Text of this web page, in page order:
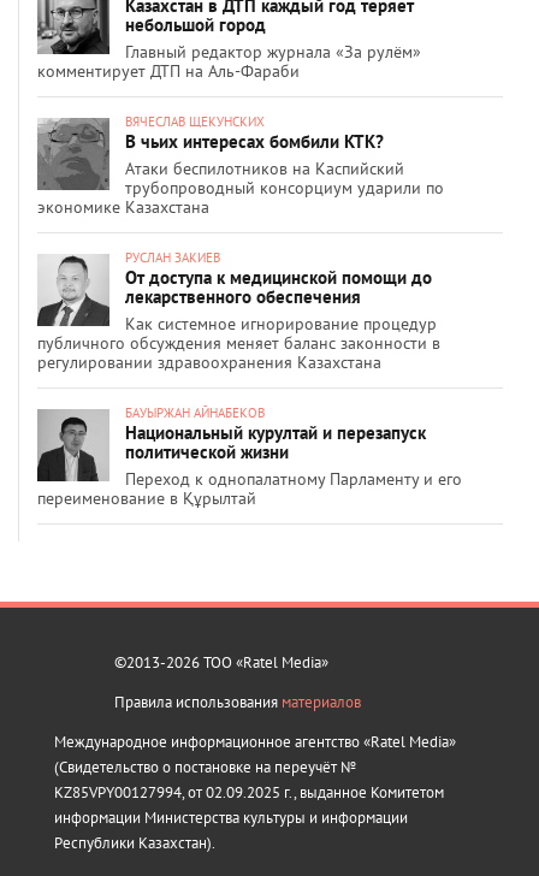
Казахстан в ДТП каждый год теряет
небольшой город
Главный редактор журнала «За рулём»
комментирует ДТП на Аль-Фараби
ВЯЧЕСЛАВ ЩЕКУНСКИХ
В чьих интересах бомбили КТК?
Атаки беспилотников на Каспийский
трубопроводный консорциум ударили по
экономике Казахстана
РУСЛАН ЗАКИЕВ
От доступа к медицинской помощи до
лекарственного обеспечения
Как системное игнорирование процедур
публичного обсуждения меняет баланс законности в
регулировании здравоохранения Казахстана
БАУЫРЖАН АЙНАБЕКОВ
Национальный курултай и перезапуск
политической жизни
Переход к однопалатному Парламенту и его
переименование в Құрылтай
©2013-2026 ТОО «Ratel Media»
Правила использования материалов
Международное информационное агентство «Ratel Media»
(Свидетельство о постановке на переучёт №
KZ85VPY00127994, от 02.09.2025 г., выданное Комитетом
информации Министерства культуры и информации
Республики Казахстан).